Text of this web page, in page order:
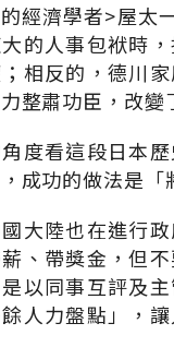
經濟學者>屋太
的人事包袱時
相反的，德川
整肅功臣，改
度看這段日本
成功的做法是「
大陸也在進行
、帶獎金，但
以同事互評及
人力盤點」，